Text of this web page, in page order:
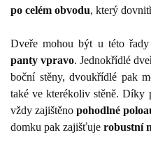
po celém obvodu, který
Dveře mohou být u této
panty vpravo. Jednokřídlé
boční stěny, dvoukřídlé pak
také ve kterékoliv stěně. Díky
vždy zajištěno pohodlné
domku pak zajišťuje robustní